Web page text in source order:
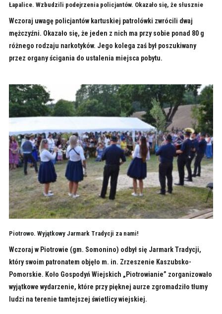
Łapalice. Wzbudzili podejrzenia policjantów. Okazało się, że słusznie
Wczoraj uwagę policjantów kartuskiej patrolówki zwrócili dwaj
mężczyźni. Okazało się, że jeden z nich ma przy sobie ponad 80 g
różnego rodzaju narkotyków. Jego kolega zaś był poszukiwany
przez organy ścigania do ustalenia miejsca pobytu.
Piotrowo. Wyjątkowy Jarmark Tradycji za nami!
Wczoraj w Piotrowie (gm. Somonino) odbył się Jarmark Tradycji,
który swoim patronatem objęło m. in. Zrzeszenie Kaszubsko-
Pomorskie. Koło Gospodyń Wiejskich „Piotrowianie” zorganizowało
wyjątkowe wydarzenie, które przy pięknej aurze zgromadziło tłumy
ludzi na terenie tamtejszej świetlicy wiejskiej.